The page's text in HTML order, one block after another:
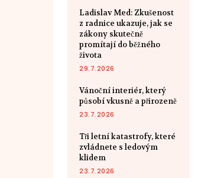
Ladislav Med: Zkušenost
z radnice ukazuje, jak se
zákony skutečně
promítají do běžného
života
29.7.2026
Vánoční interiér, který
působí vkusně a přirozeně
23.7.2026
Tři letní katastrofy, které
zvládnete s ledovým
klidem
23.7.2026